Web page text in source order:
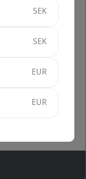
Alcool Spécial 95
SEK
SEK
EUR
EUR